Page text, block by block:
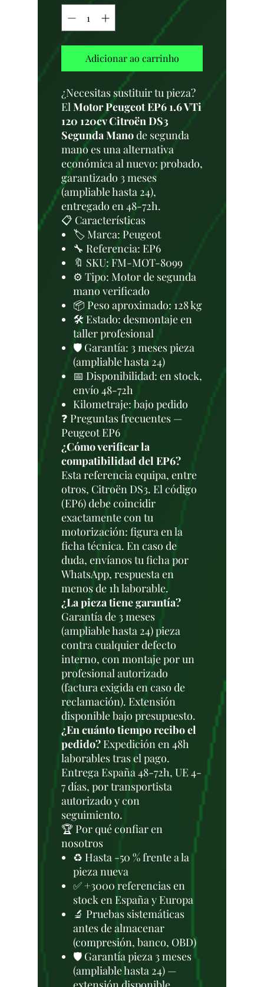
Adicionar ao carrinho
¿Necesitas sustituir tu pieza?
ElMotor Peugeot EP6 1.6 VTi
120 120cv Citroën DS3
Segunda Manode segunda
mano es una alternativa
económica al nuevo: probado,
garantizado 3 meses
(ampliable hasta 24),
entregado en 48-72h.
📋 Características
🏷️ Marca: Peugeot
🔧 Referencia: EP6
🔖 SKU: FM-MOT-8099
⚙️ Tipo: Motor de segunda
mano verificado
📦 Peso aproximado: 128 kg
🛠 Estado: desmontaje en
taller profesional
🛡️ Garantía: 3 meses pieza
(ampliable hasta 24)
📅 Disponibilidad: en stock,
envío 48-72h
Kilometraje: bajo pedido
❓ Preguntas frecuentes —
Peugeot EP6
¿Cómo verificar la
compatibilidad del EP6?
Esta referencia equipa, entre
otros, Citroën DS3. El código
(EP6) debe coincidir
exactamente con tu
motorización: figura en la
ficha técnica. En caso de
duda, envíanos tu ficha por
WhatsApp, respuesta en
menos de 1h laborable.
¿La pieza tiene garantía?
Garantía de 3 meses
(ampliable hasta 24) pieza
contra cualquier defecto
interno, con montaje por un
profesional autorizado
(factura exigida en caso de
reclamación). Extensión
disponible bajo presupuesto.
¿En cuánto tiempo recibo el
pedido? Expedición en 48h
laborables tras el pago.
Entrega España 48-72h, UE 4-
7 días, por transportista
autorizado y con
seguimiento.
🏆 Por qué confiar en
nosotros
♻️ Hasta -50 % frente a la
pieza nueva
✅ +3000 referencias en
stock en España y Europa
🔬 Pruebas sistemáticas
antes de almacenar
(compresión, banco, OBD)
🛡️ Garantía pieza 3 meses
(ampliable hasta 24) —